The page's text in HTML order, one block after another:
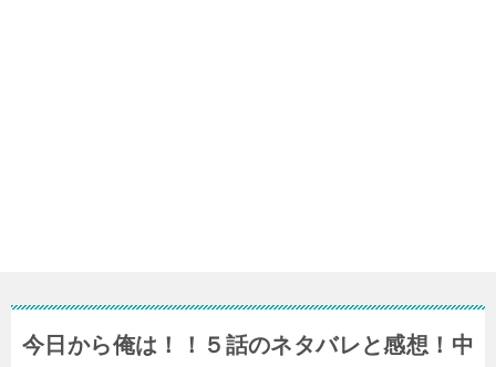
今日から俺は！！５話のネタバレと感想！中